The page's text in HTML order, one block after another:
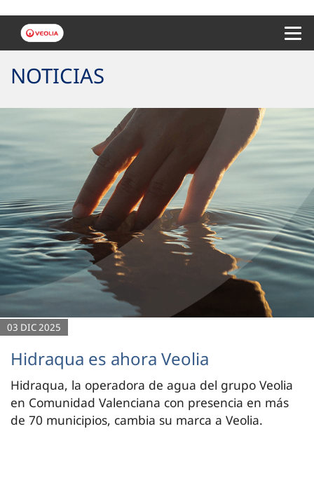
NOTICIAS
03 DIC 2025
Hidraqua es ahora Veolia
Hidraqua, la operadora de agua del grupo Veolia
en Comunidad Valenciana con presencia en más
de 70 municipios, cambia su marca a Veolia.